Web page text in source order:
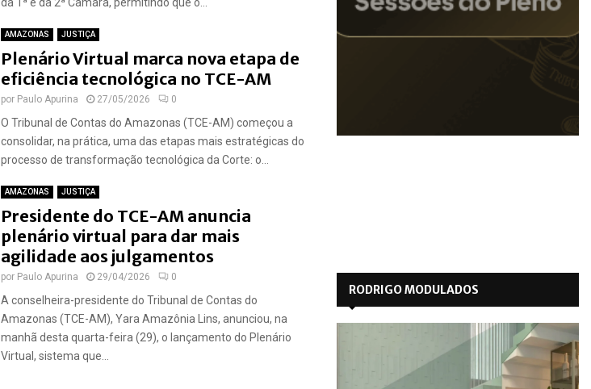
AMAZONAS JUSTIÇA
Plenário Virtual marca nova etapa de
eficiência tecnológica no TCE-AM
por Paulo Apurina 27/05/2026 0
O Tribunal de Contas do Amazonas (TCE-AM) começou a
consolidar, na prática, uma das etapas mais estratégicas do
processo de transformação tecnológica da Corte: o...
AMAZONAS JUSTIÇA
Presidente do TCE-AM anuncia
plenário virtual para dar mais
agilidade aos julgamentos
por Paulo Apurina 29/04/2026 0
A conselheira-presidente do Tribunal de Contas do
Amazonas (TCE-AM), Yara Amazônia Lins, anunciou, na
manhã desta quarta-feira (29), o lançamento do Plenário
Virtual, sistema que...
RODRIGO MODULADOS